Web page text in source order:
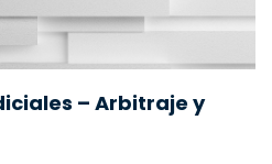
– Arbitraje y